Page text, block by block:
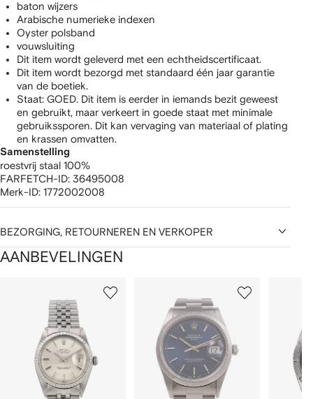
baton wijzers
Arabische numerieke indexen
Oyster polsband
vouwsluiting
Dit item wordt geleverd met een echtheidscertificaat.
Dit item wordt bezorgd met standaard één jaar garantie
van de boetiek.
Staat: GOED. Dit item is eerder in iemands bezit geweest
en gebruikt, maar verkeert in goede staat met minimale
gebruikssporen. Dit kan vervaging van materiaal of plating
en krassen omvatten.
Samenstelling
roestvrij staal 100%
FARFETCH-ID: 36495008
Merk-ID: 1772002008
BEZORGING, RETOURNEREN EN VERKOPER
AANBEVELINGEN